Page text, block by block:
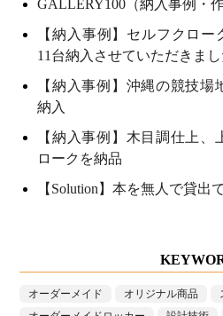
GALLERY100（納入事例・作
【納入事例】セルフクロー
11台納入させていただきまし
【納入事例】沖縄の競技
納入
【納入事例】木目調仕上、
ロークを納品
【Solution】本を無人で貸出
オーダーメイド オリジナル商品